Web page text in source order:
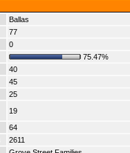
Ballas
77
0
75.47%
40
45
25
19
64
2611